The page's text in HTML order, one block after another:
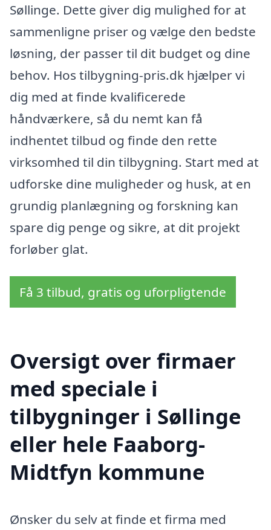
Søllinge. Dette giver dig mulighed for at
sammenligne priser og vælge den bedste
løsning, der passer til dit budget og dine
behov. Hos tilbygning-pris.dk hjælper vi
dig med at finde kvalificerede
håndværkere, så du nemt kan få
indhentet tilbud og finde den rette
virksomhed til din tilbygning. Start med at
udforske dine muligheder og husk, at en
grundig planlægning og forskning kan
spare dig penge og sikre, at dit projekt
forløber glat.
Få 3 tilbud, gratis og uforpligtende
Oversigt over firmaer
med speciale i
tilbygninger i Søllinge
eller hele Faaborg-
Midtfyn kommune
Ønsker du selv at finde et firma med